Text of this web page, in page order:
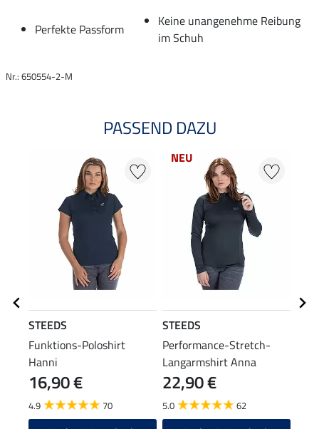
Perfekte Passform
Keine unangenehme Reibung
im Schuh
Nr.: 650554-2-M
PASSEND DAZU
STEEDS
Funktions-Poloshirt
Hanni
16,90 €
4.9 70
NEU
STEEDS
Performance-Stretch-
Langarmshirt Anna
22,90 €
5.0 62